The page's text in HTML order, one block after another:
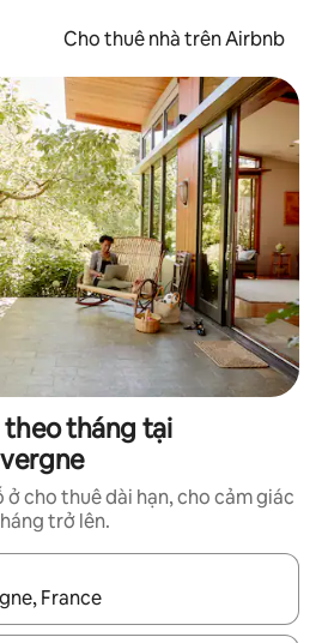
Cho thuê nhà trên Airbnb
theo tháng tại
ở cho thuê dài hạn, cho cảm giác
trở lên.
hướng bằng phím mũi tên lên và